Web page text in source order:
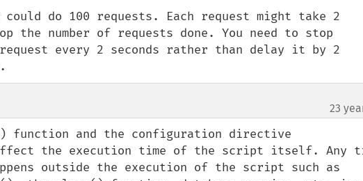
do 100 requests. Each request might take 2
the number of requests done. You need to stop
request every 2 seconds rather than delay it by 2
23
function and the configuration directive
affect the execution time of the script itself. Any
outside the execution of the script such as